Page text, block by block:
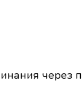
через